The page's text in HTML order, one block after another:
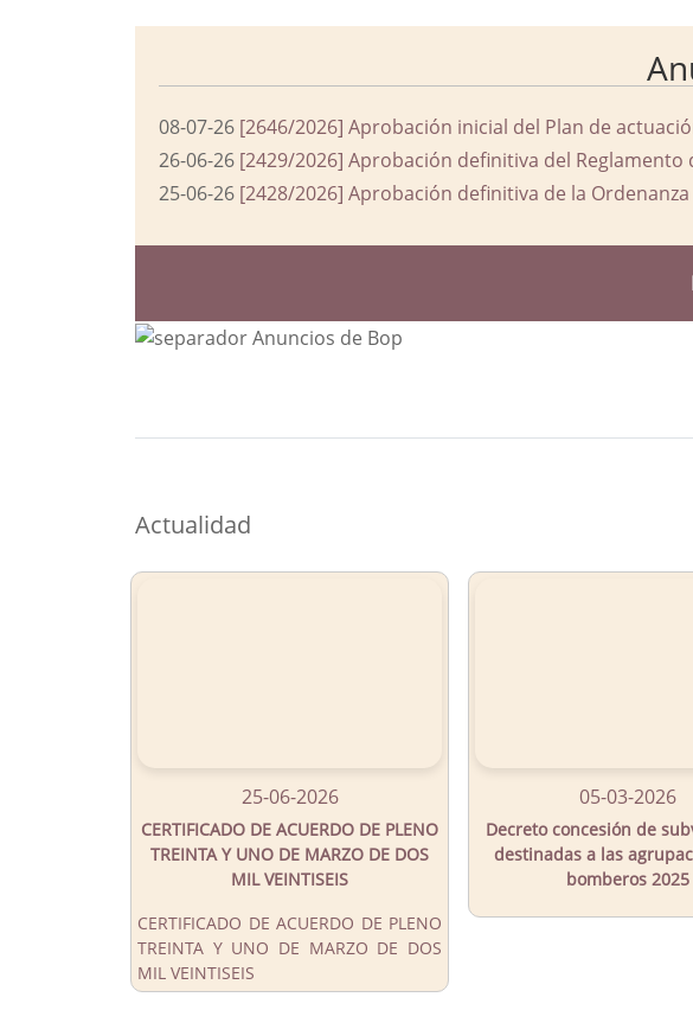
08-07-26 [2646/2026] Aprobación inicial del Plan de
26-06-26 [2429/2026] Aprobación definitiva del
25-06-26 [2428/2026] Aprobación definitiva de la
Actualidad
25-06-2026
CERTIFICADO DE ACUERDO DE PLENO
TREINTA Y UNO DE MARZO DE DOS
MIL VEINTISEIS
CERTIFICADO DE ACUERDO DE PLENO
TREINTA Y UNO DE MARZO DE DOS
MIL VEINTISEIS
05-03-2026
Decreto concesión de
destinadas a las
bomberos 2025